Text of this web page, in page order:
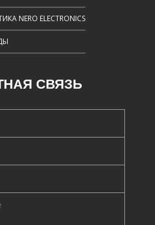
NERO ELECTRONICS
СВЯЗЬ